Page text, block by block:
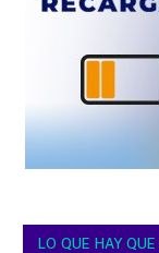
LO QUE HAY QUE